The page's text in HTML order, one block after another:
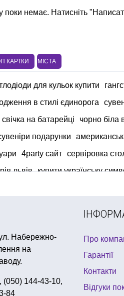
поки немає. Натисніть
КАРТКИ МІСТА
для кульок купити
в стилі єдинорога
свічка на батарейці чорно біла
подарунки
4party сайт сервіровка
львів купити українську
Набережно-
на
(050) 144-43-10,
84
Про
Гарантії
Контакти
Відгуки